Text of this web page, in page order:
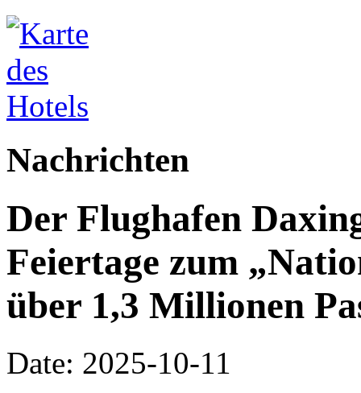
Nachrichten
Der Flughafen
Feiertage zum
über 1,3 Millionen
Date: 2025-10-11